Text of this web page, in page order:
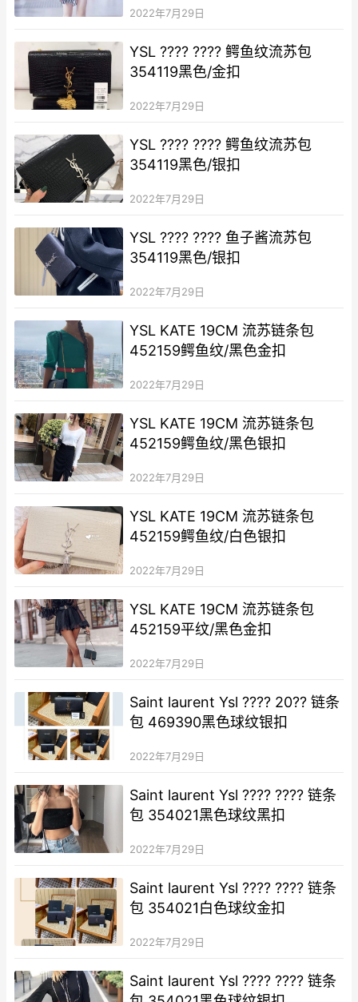
2022年7月29日
YSL ???? ???? 鳄鱼纹流苏包
354119黑色/金扣
2022年7月29日
YSL ???? ???? 鳄鱼纹流苏包
354119黑色/银扣
2022年7月29日
YSL ???? ???? 鱼子酱流苏包
354119黑色/银扣
2022年7月29日
YSL KATE 19CM 流苏链条包
452159鳄鱼纹/黑色金扣
2022年7月29日
YSL KATE 19CM 流苏链条包
452159鳄鱼纹/黑色银扣
2022年7月29日
YSL KATE 19CM 流苏链条包
452159鳄鱼纹/白色银扣
2022年7月29日
YSL KATE 19CM 流苏链条包
452159平纹/黑色金扣
2022年7月29日
Saint laurent Ysl ???? 20?? 链条
包 469390黑色球纹银扣
2022年7月29日
Saint laurent Ysl ???? ???? 链条
包 354021黑色球纹黑扣
2022年7月29日
Saint laurent Ysl ???? ???? 链条
包 354021白色球纹金扣
2022年7月29日
Saint laurent Ysl ???? ???? 链条